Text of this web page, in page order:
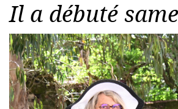
Il a débuté